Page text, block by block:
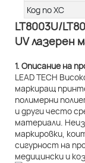
Код по ХС
LT8003U/
UV лазерен
1. Описание на
LEAD TECH
маркиращ
полимерни
и други често
материали.
маркировки,
сигурност на
медицински и